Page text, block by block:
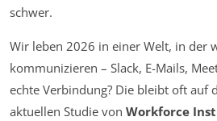
schwer.
Wir leben 2026 in einer Welt, in der
kommunizieren – Slack, E-Mails,
echte Verbindung? Die bleibt oft auf
aktuellen Studie von Workforce